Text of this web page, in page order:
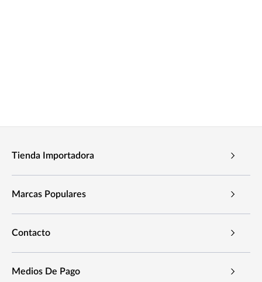
Tienda Importadora
Marcas Populares
Contacto
Medios De Pago